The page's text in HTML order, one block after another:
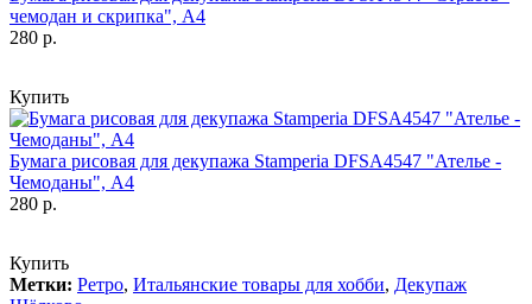
чемодан и скрипка", А4
280 р.
Купить
Бумага рисовая для декупажа Stamperia DFSA4547 "Ателье -
Чемоданы", А4
280 р.
Купить
Метки: Ретро, Итальянские товары для хобби, Декупаж